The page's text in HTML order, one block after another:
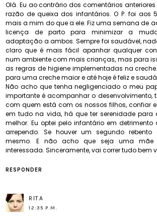
Olá. Eu ao contrário dos comentários
razão de queixa dos infantários. O P. foi aos
mais a mim do que a ele. Fiz uma semana de
licença de parto para minimizar a
adaptação a ambos. Sempre foi saudável,
claro que é mais fácil apanhar qualquer
num ambiente com mais crianças, mas para
as regras de higiene implementadas na
para uma creche maior e até hoje é feliz e
Não acho que tenha negligenciado o meu
importante é acompanhar o desenvolvimento,
com quem está com os nossos filhos, confiar
em tudo na vida, há que ter serenidade para
melhor. Eu optei pelo infantário em
arrependo. Se houver um segundo
mesmo. E não acho que seja uma mãe
interessada. Sinceramente, vai correr tudo bem
RESPONDER
RITA
12:35 P.M.